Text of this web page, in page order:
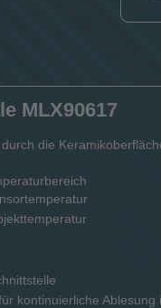
MLX90617
die
kontinuierliche Ablesung